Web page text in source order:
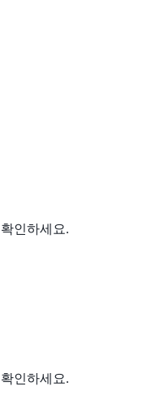
인하세요.
인하세요.